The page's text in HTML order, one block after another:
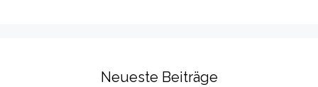
Neueste Beiträge